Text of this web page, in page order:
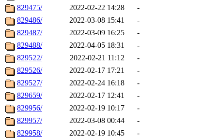
829475/
2022-02-22 14:28
-
829486/
2022-03-08 15:41
-
829487/
2022-03-09 16:25
-
829488/
2022-04-05 18:31
-
829522/
2022-02-21 11:12
-
829526/
2022-02-17 17:21
-
829527/
2022-02-24 16:18
-
829659/
2022-02-17 12:41
-
829956/
2022-02-19 10:17
-
829957/
2022-03-08 00:44
-
829958/
2022-02-19 10:45
-